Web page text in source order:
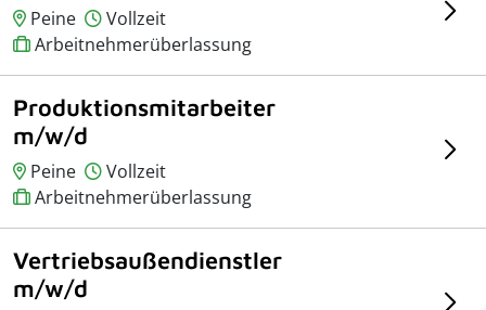
Peine
Vollzeit
Arbeitnehmerüberlassung
Produktionsmitarbeiter
m/w/d
Peine
Vollzeit
Arbeitnehmerüberlassung
Vertriebsaußendienstler
m/w/d